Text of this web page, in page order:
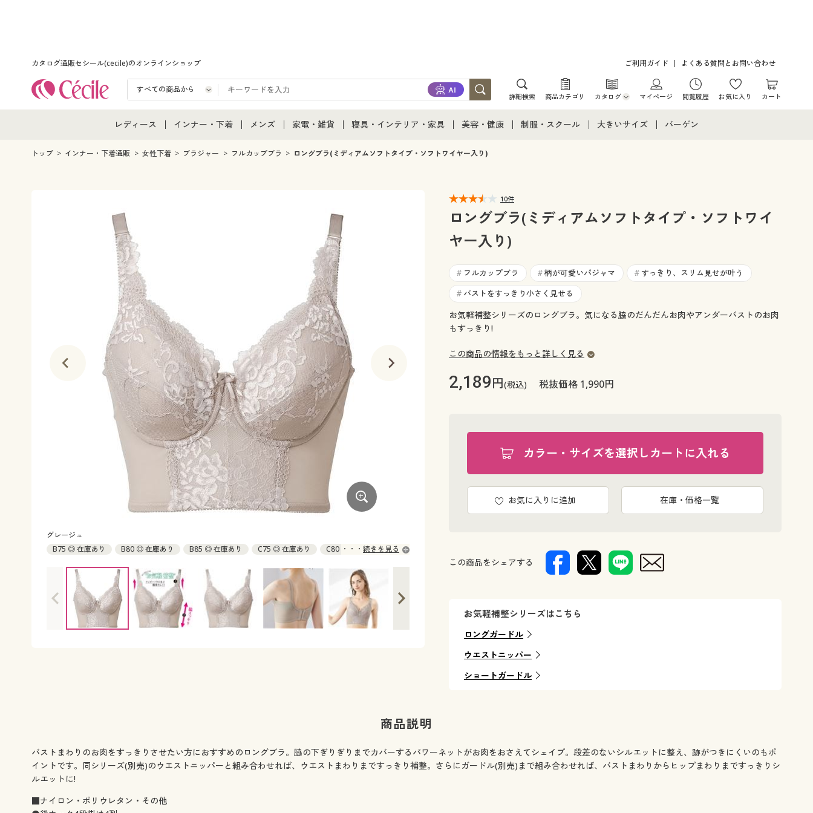
カタログ通販セシール(cecile)のオンラインショップ ご利用ガイド よくある質問とお問い合わせ
詳細検索 商品カテゴリ カタログ
カタログ・チラシからのご注文
マイページ 閲覧履歴 お気に入り カート
レディース
レディース通販すべて
女性下着
インナー・下着
インナー・下着通販すべて
メンズ
メンズ通販すべて
家電・雑貨
家電・雑貨すべて
キッチン・雑貨・日用品
寝具・インテリア・家具
寝具・インテリア・家具通販すべて
カーテン・ラグ・ファブリック
美容・健康
美容・健康通販すべて
制服・スクール
ジュニア・ティーンズ下着
大きいサイズ
大きいサイズ レディース下着
大きいサイズ 事務・制服
バーゲン
トップ インナー・下着通販 女性下着 ブラジャー フルカップブラ ロングブラ(ミディアムソフトタイプ・ソフトワイヤー入り)
グレージュ
B75 ◎ 在庫あり
B80 ◎ 在庫あり B85 ◎ 在庫あり C75 ◎ 在庫あり
C80 ◎ 在庫あり
E80 ○ 在庫わずか
E85 × 完売
続きを見る
10件
ロングブラ(ミディアムソフトタイプ・ソフトワイ
ヤー入り)
# フルカップブラ # 柄が可愛いパジャマ # すっきり、スリム見せが叶う
# バストをすっきり小さく見せる
お気軽補整シリーズのロングブラ。気になる脇のだんだんお肉やアンダーバストのお肉
もすっきり!
この商品の情報をもっと詳しく見る
2,189円(税込) 税抜価格 1,990円
カラー・サイズを選択しカートに入れる
お気に入りに追加 在庫・価格一覧
この商品をシェアする
お気軽補整シリーズはこちら
ロングガードル
ウエストニッパー
ショートガードル
商品説明
バストまわりのお肉をすっきりさせたい方におすすめのロングブラ。脇の下ぎりぎりまでカバーするパワーネットがお肉をおさえてシェイプ。段差のないシルエットに整え、跡がつきにくいのもポ
イントです。同シリーズ(別売)のウエストニッパーと組み合わせれば、ウエストまわりまですっきり補整。さらにガードル(別売)まで組み合わせれば、バストまわりからヒップまわりまですっきりシ
ルエットに!
■ナイロン・ポリウレタン・その他